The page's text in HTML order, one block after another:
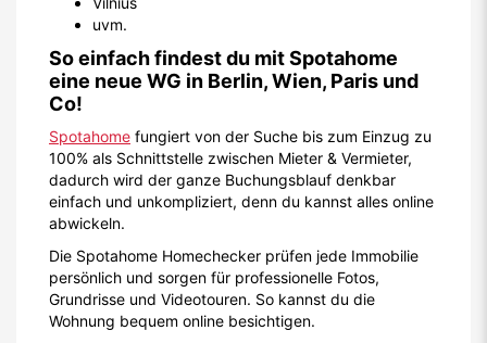
uvm.
So einfach findest du mit Spotahome
eine neue WG in Berlin, Wien, Paris und
Co!
Spotahome fungiert von der Suche bis zum Einzug zu
100% als Schnittstelle zwischen Mieter & Vermieter,
dadurch wird der ganze Buchungsblauf denkbar
einfach und unkompliziert, denn du kannst alles online
abwickeln.
Die Spotahome Homechecker prüfen jede Immobilie
persönlich und sorgen für professionelle Fotos,
Grundrisse und Videotouren. So kannst du die
Wohnung bequem online besichtigen.